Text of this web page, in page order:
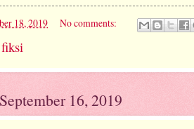
18, 2019 No comments:
fiksi
16, 2019